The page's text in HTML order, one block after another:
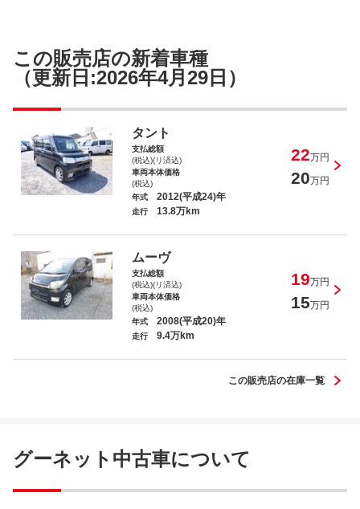
この販売店の新着車種
（更新日:2026年4月29日）
タント
支払総額
(税込)(リ済込)
22万円
車両本体価格
(税込)
20万円
年式 2012(平成24)年
走行 13.8万km
ムーヴ
支払総額
(税込)(リ済込)
19万円
車両本体価格
(税込)
15万円
年式 2008(平成20)年
走行 9.4万km
この販売店の在庫一覧
グーネット中古車について